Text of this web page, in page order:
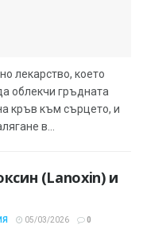
лекарство, което
облекчи гръдната
кръв към сърцето, и
в...
(Lanoxin) и
05/03/2026 0